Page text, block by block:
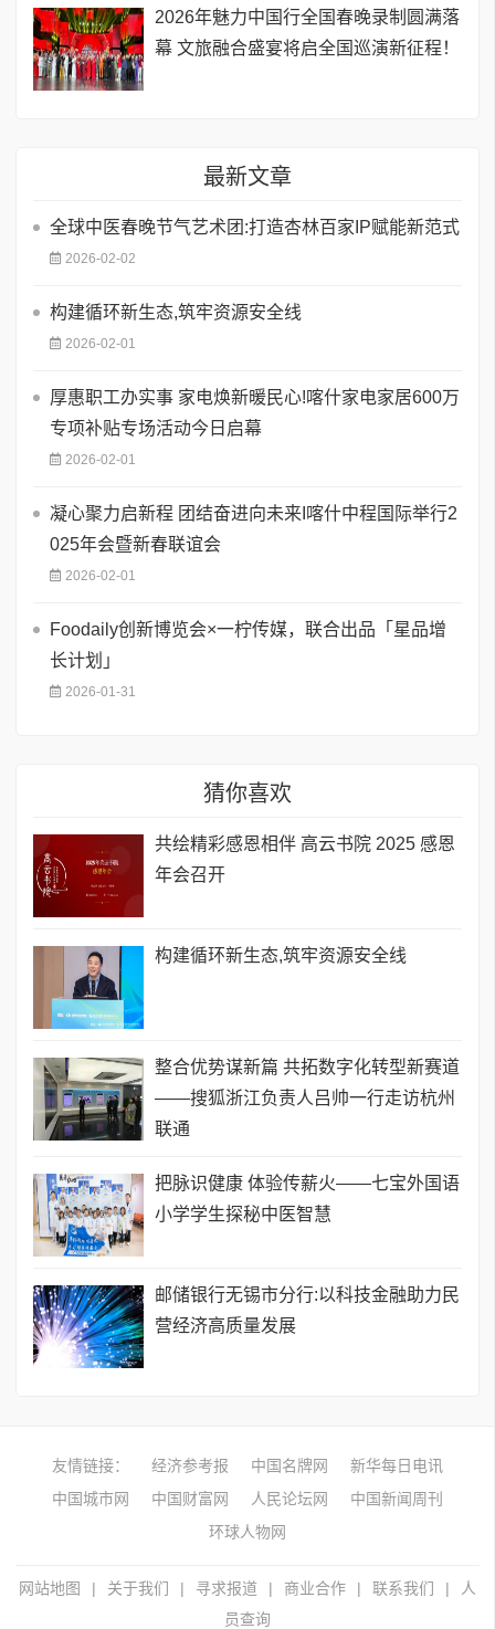
2026年魅力中国行全国春晚录制圆满落
幕 文旅融合盛宴将启全国巡演新征程！
最新文章
全球中医春晚节气艺术团:打造杏林百家IP赋能新范式
2026-02-02
构建循环新生态,筑牢资源安全线
2026-02-01
厚惠职工办实事 家电焕新暖民心!喀什家电家居600万
专项补贴专场活动今日启幕
2026-02-01
凝心聚力启新程 团结奋进向未来I喀什中程国际举行2
025年会暨新春联谊会
2026-02-01
Foodaily创新博览会×一柠传媒，联合出品「星品增
长计划」
2026-01-31
猜你喜欢
共绘精彩感恩相伴 高云书院 2025 感恩
年会召开
构建循环新生态,筑牢资源安全线
整合优势谋新篇 共拓数字化转型新赛道
——搜狐浙江负责人吕帅一行走访杭州
联通
把脉识健康 体验传薪火——七宝外国语
小学学生探秘中医智慧
邮储银行无锡市分行:以科技金融助力民
营经济高质量发展
友情链接： 经济参考报 中国名牌网
新华每日电讯
中国城市网
中国财富网 人民论坛网
中国新闻周刊
环球人物网
网站地图 | 关于我们 | 寻求报道 | 商业合作 | 联系我们 |
人
员查询